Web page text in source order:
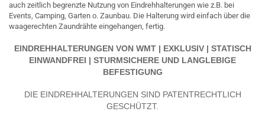
auch zeitlich begrenzte Nutzung von Eindrehhalterungen wie z.B. bei
Events, Camping, Garten o. Zaunbau. Die Halterung wird einfach über die
waagerechten Zaundrähte eingehangen, fertig.
EINDREHHALTERUNGEN VON WMT | EXKLUSIV | STATISCH
EINWANDFREI | STURMSICHERE UND LANGLEBIGE
BEFESTIGUNG
DIE EINDREHHALTERUNGEN SIND PATENTRECHTLICH
GESCHÜTZT.